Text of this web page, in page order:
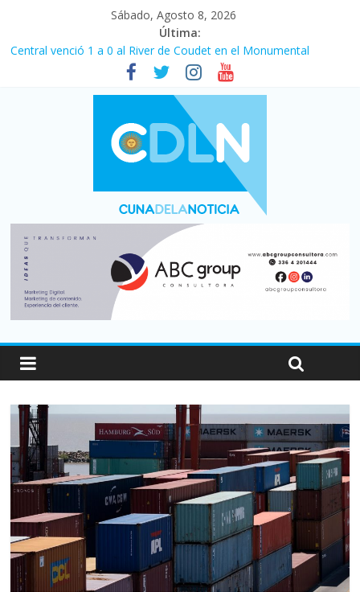
Sábado, Agosto 8, 2026
Última:
Fuerte caída de la venta de autos usados en julio: bajó un 12,6%
Central venció 1 a 0 al River de Coudet en el Monumental
La morosidad alcanzó su nivel más alto en dos décadas y ya
afecta a 400 mil deudores en Santa Fe
Desde que asumió Milei cerraron 41.000 kioscos: el sector
denuncia crisis como en 2001
Vacaciones de invierno con más movimiento y consumo
turístico: 4,6 millones de personas viajaron por el país, un 5,9%